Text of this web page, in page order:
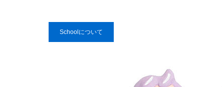
Schoolについて